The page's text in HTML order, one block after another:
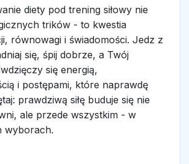
diety pod trening siłowy nie
trików - to kwestia
równowagi i świadomości. Jedz z
się, śpij dobrze, a Twój
się energią,
i postępami, które naprawdę
prawdziwą siłę buduje się nie
ale przede wszystkim - w
wyborach.